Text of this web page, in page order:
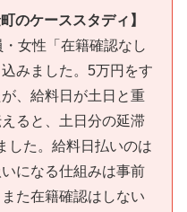
のケーススタディ】
女性「在籍確認なし
みました。5万円をす
、給料日が土日と重
ると、土日分の延滞
した。給料日払いのは
になる仕組みは事前
た在籍確認はしない